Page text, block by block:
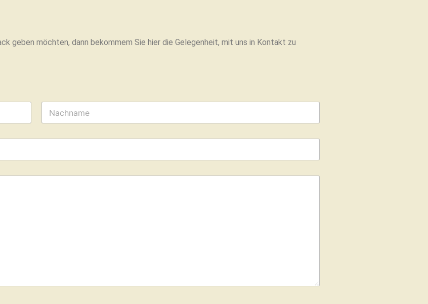
geben möchten, dann bekommem Sie hier die Gelegenheit, mit uns in Kontakt zu